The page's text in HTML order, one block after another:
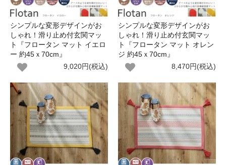
シンプルな変形デザインがお
しゃれ！滑り止め付玄関マッ
ト『フロータン マット イエロ
ー 約45ｘ70cm』
9,020円(税込)
シンプルな変形デザインがお
しゃれ！滑り止め付玄関マッ
ト『フロータン マット オレン
ジ 約45ｘ70cm』
8,470円(税込)